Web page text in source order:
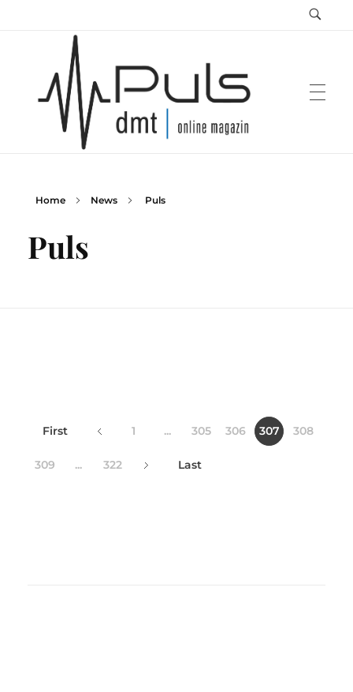
Home News Puls
Puls
First 1 ... 305 306 307 308
309 ... 322 Last